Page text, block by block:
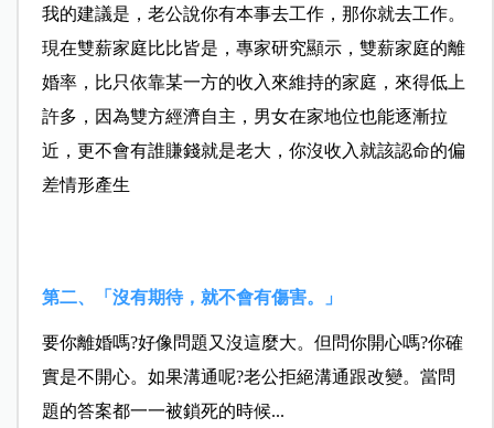
我的建議是，老公說你有本事去工作，那你就去工作。
現在雙薪家庭比比皆是，專家研究顯示，雙薪家庭的離
婚率，比只依靠某一方的收入來維持的家庭，來得低上
許多，因為雙方經濟自主，男女在家地位也能逐漸拉
近，更不會有誰賺錢就是老大，你沒收入就該認命的偏
差情形產生
第二、「沒有期待，就不會有傷害。」
要你離婚嗎?好像問題又沒這麼大。但問你開心嗎?你確
實是不開心。如果溝通呢?老公拒絕溝通跟改變。當問
題的答案都一一被鎖死的時候...